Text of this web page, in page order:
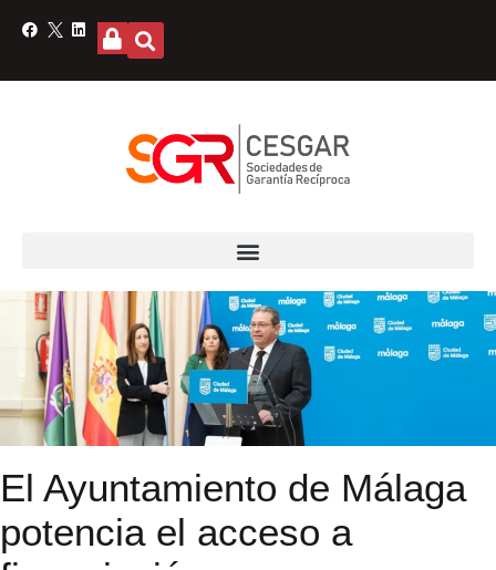
El Ayuntamiento de Málaga
potencia el acceso a